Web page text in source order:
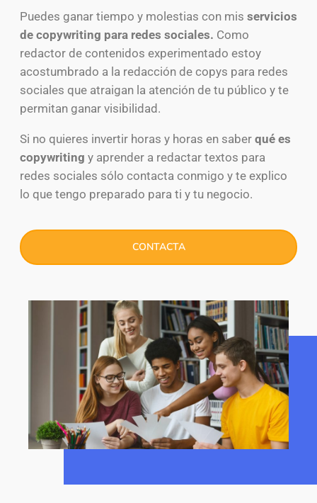
Puedes ganar tiempo y molestias con mis servicios
de copywriting para redes sociales. Como
redactor de contenidos experimentado estoy
acostumbrado a la redacción de copys para redes
sociales que atraigan la atención de tu público y te
permitan ganar visibilidad.
Si no quieres invertir horas y horas en saber qué es
copywriting y aprender a redactar textos para
redes sociales sólo contacta conmigo y te explico
lo que tengo preparado para ti y tu negocio.
CONTACTA